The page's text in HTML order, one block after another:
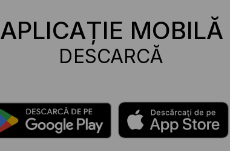
APLICAȚIE MOBILĂ
DESCARCĂ